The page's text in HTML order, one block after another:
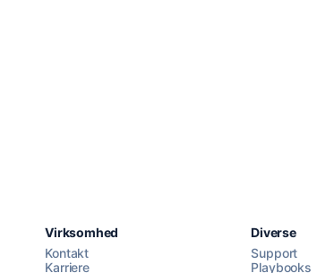
Virksomhed
Kontakt
Karriere
Diverse
Support
Playbooks